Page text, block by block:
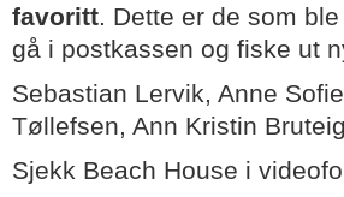
favoritt. Dette er de som
gå i postkassen og fiske ut
Sebastian Lervik, Anne
Tøllefsen, Ann Kristin
Sjekk Beach House i